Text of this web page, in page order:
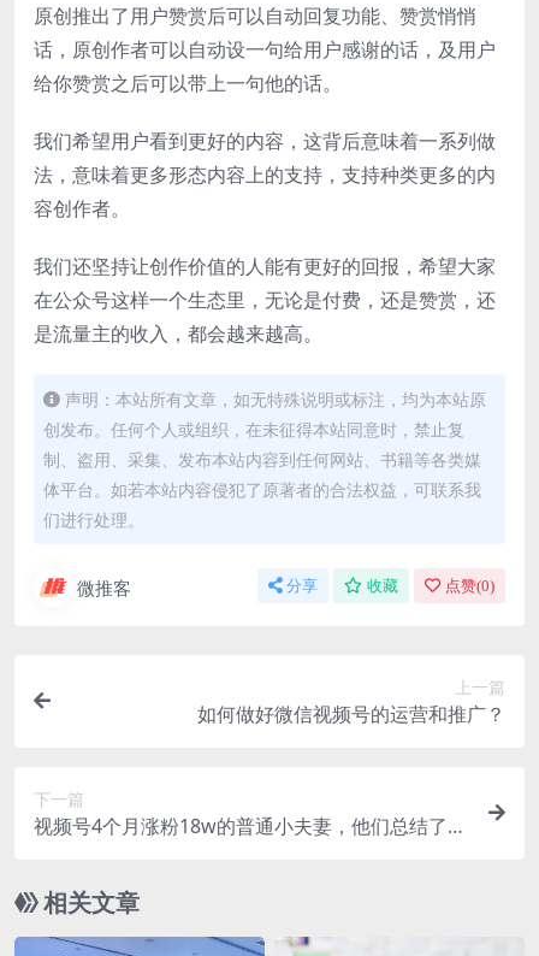
原创推出了用户赞赏后可以自动回复功能、赞赏悄悄
话，原创作者可以自动设一句给用户感谢的话，及用户
给你赞赏之后可以带上一句他的话。
我们希望用户看到更好的内容，这背后意味着一系列做
法，意味着更多形态内容上的支持，支持种类更多的内
容创作者。
我们还坚持让创作价值的人能有更好的回报，希望大家
在公众号这样一个生态里，无论是付费，还是赞赏，还
是流量主的收入，都会越来越高。
声明：本站所有文章，如无特殊说明或标注，均为本站原
创发布。任何个人或组织，在未征得本站同意时，禁止复
制、盗用、采集、发布本站内容到任何网站、书籍等各类媒
体平台。如若本站内容侵犯了原著者的合法权益，可联系我
们进行处理。
微推客 分享 收藏 点赞(0)
上一篇
如何做好微信视频号的运营和推广？
下一篇
视频号4个月涨粉18w的普通小夫妻，他们总结了4
相关文章